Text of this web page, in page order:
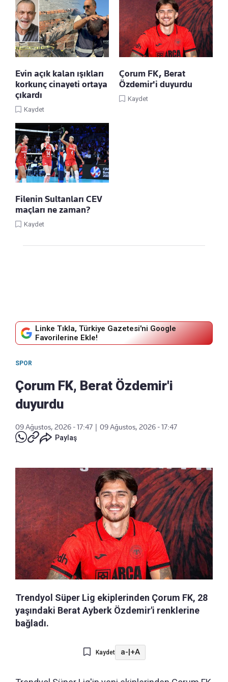
Evin açık kalan ışıkları
korkunç cinayeti ortaya
çıkardı
Kaydet
Çorum FK, Berat
Özdemir'i duyurdu
Kaydet
Filenin Sultanları CEV
maçları ne zaman?
Kaydet
Linke Tıkla, Türkiye Gazetesi'ni Google
Favorilerine Ekle!
SPOR
Çorum FK, Berat Özdemir'i
duyurdu
09 Ağustos, 2026 - 17:47
09 Ağustos, 2026 - 17:47
Paylaş
Trendyol Süper Lig ekiplerinden Çorum FK, 28
yaşındaki Berat Ayberk Özdemir'i renklerine
bağladı.
Kaydet a-|+A